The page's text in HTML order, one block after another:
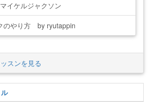
イケルジャクソン
のやり方 by ryutappin
スンを見る